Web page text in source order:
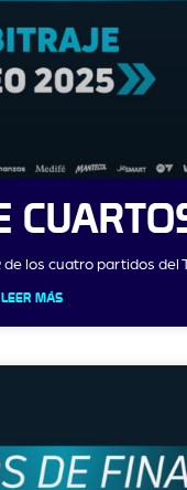
los cuatro partidos del
LEER MÁS